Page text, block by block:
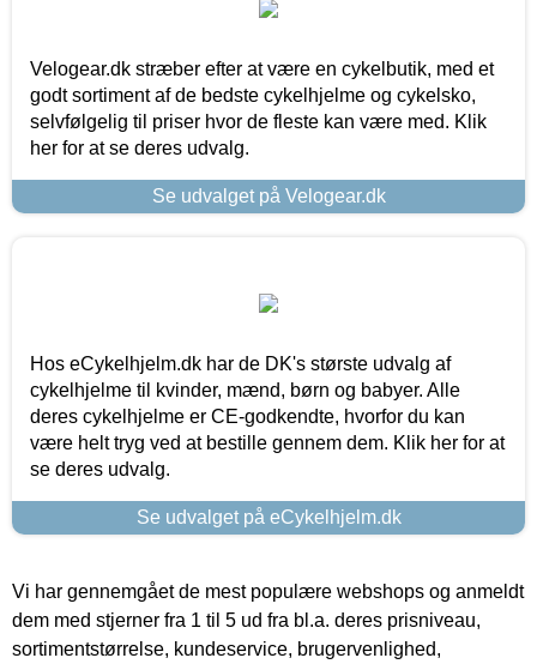
Velogear.dk stræber efter at være en cykelbutik, med et
godt sortiment af de bedste cykelhjelme og cykelsko,
selvfølgelig til priser hvor de fleste kan være med. Klik
her for at se deres udvalg.
Se udvalget på Velogear.dk
Hos eCykelhjelm.dk har de DK's største udvalg af
cykelhjelme til kvinder, mænd, børn og babyer. Alle
deres cykelhjelme er CE-godkendte, hvorfor du kan
være helt tryg ved at bestille gennem dem. Klik her for at
se deres udvalg.
Se udvalget på eCykelhjelm.dk
Vi har gennemgået de mest populære webshops og anmeldt
dem med stjerner fra 1 til 5 ud fra bl.a. deres prisniveau,
sortimentstørrelse, kundeservice, brugervenlighed,